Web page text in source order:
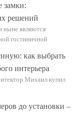
замки:
решений
ныне являются
гостиничной
как выбрать
интерьера
Михаил купил
до установки –